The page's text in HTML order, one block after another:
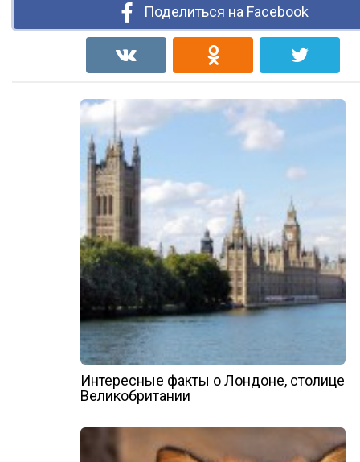
Поделиться на Facebook
Интересные факты о Лондоне, столице
Великобритании